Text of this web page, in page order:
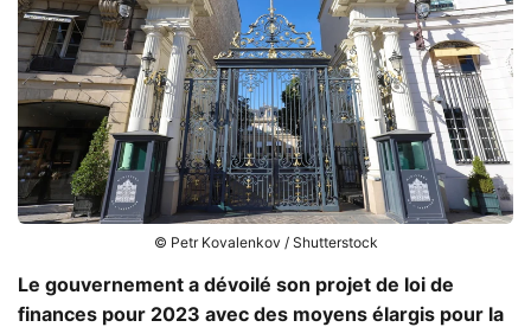
© Petr Kovalenkov / Shutterstock
Le gouvernement a dévoilé son projet de loi de
finances pour 2023 avec des moyens élargis pour la